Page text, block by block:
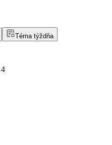
Téma týždňa